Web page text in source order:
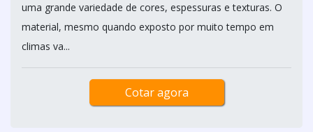
uma grande variedade de cores, espessuras e texturas. O
material, mesmo quando exposto por muito tempo em
climas va...
Cotar agora